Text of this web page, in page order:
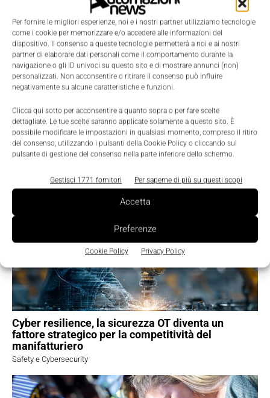
Per fornire le migliori esperienze, noi e i nostri partner utilizziamo tecnologie
come i cookie per memorizzare e/o accedere alle informazioni del
dispositivo. Il consenso a queste tecnologie permetterà a noi e ai nostri
partner di elaborare dati personali come il comportamento durante la
navigazione o gli ID univoci su questo sito e di mostrare annunci (non)
personalizzati. Non acconsentire o ritirare il consenso può influire
negativamente su alcune caratteristiche e funzioni.
Clicca qui sotto per acconsentire a quanto sopra o per fare scelte
dettagliate. Le tue scelte saranno applicate solamente a questo sito. È
possibile modificare le impostazioni in qualsiasi momento, compreso il ritiro
del consenso, utilizzando i pulsanti della Cookie Policy o cliccando sul
pulsante di gestione del consenso nella parte inferiore dello schermo.
Gestisci 1771 fornitori Per saperne di più su questi scopi
Accetta
Preferenze
Cookie Policy Privacy Policy
LEGGI LA RIVISTA ⇢
TI POTREBBERO INTERESSARE ⇢
Cyber resilience, la sicurezza OT diventa un
fattore strategico per la competitività del
manifatturiero
Safety e Cybersecurity